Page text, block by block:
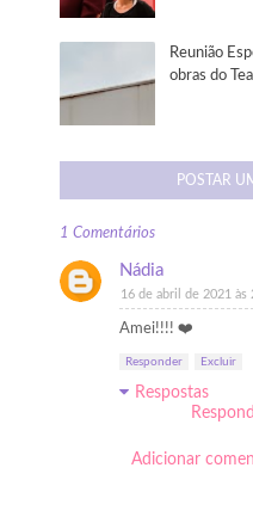
Reunião
obras do
POSTAR
1 Comentários
Nádia
16 de abril de 2021 às
Amei!!!! ❤️
Responder Excluir
Respostas
Adicionar